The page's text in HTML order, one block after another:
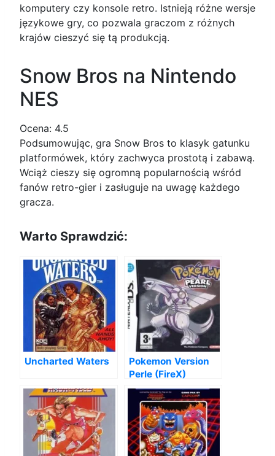
komputery czy konsole retro. Istnieją różne wersje
językowe gry, co pozwala graczom z różnych
krajów cieszyć się tą produkcją.
Snow Bros na Nintendo
NES
Ocena: 4.5
Podsumowując, gra Snow Bros to klasyk gatunku
platformówek, który zachwyca prostotą i zabawą.
Wciąż cieszy się ogromną popularnością wśród
fanów retro-gier i zasługuje na uwagę każdego
gracza.
Warto Sprawdzić:
Uncharted Waters
Pokemon Version
Perle (FireX)